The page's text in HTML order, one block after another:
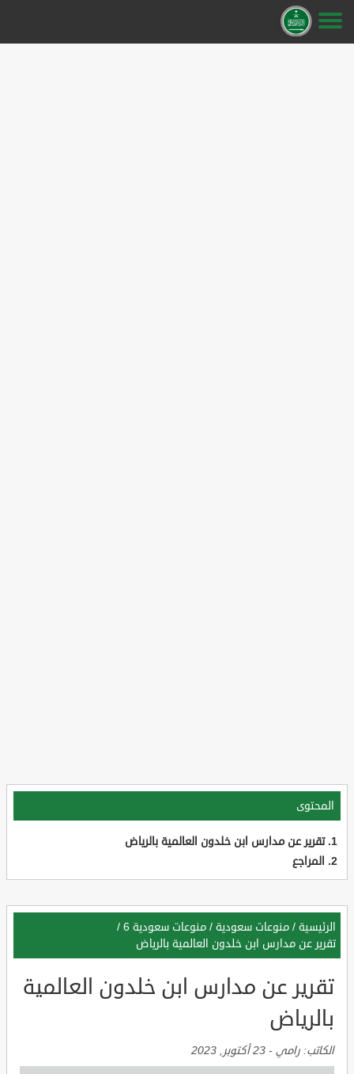
المحتوى
تقرير عن مدارس ابن خلدون العالمية بالرياض
المراجع
الرئيسية / منوعات سعودية / منوعات سعودية 6
/
تقرير عن مدارس ابن خلدون العالمية بالرياض
تقرير عن مدارس ابن خلدون العالمية
بالرياض
الكاتب: رامي - 23 أكتوبر, 2023